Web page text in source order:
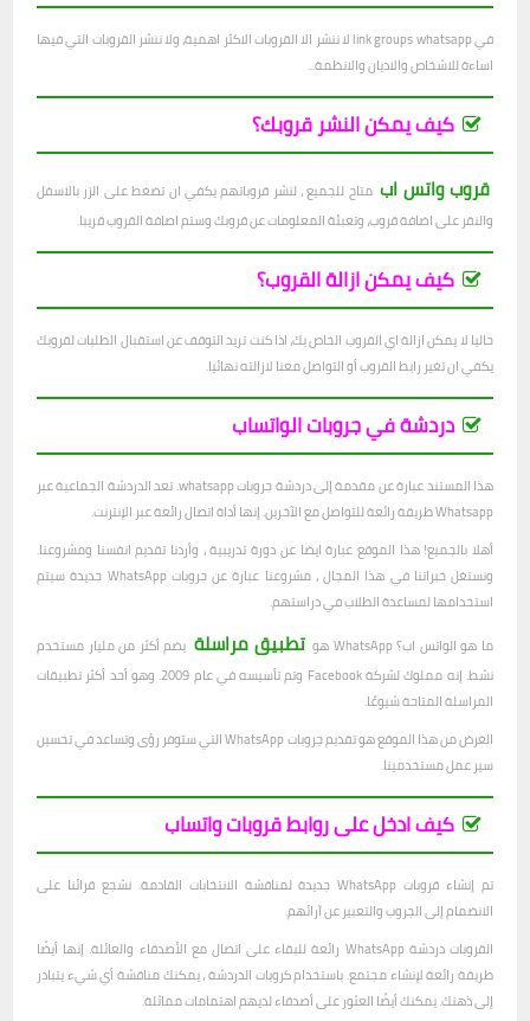
في link groups whatsapp لا ننشر الا القروبات الاكثر اهمية، ولا ننشر القروبات التي فيها
اساءة للاشخاص والاديان والانظمة...
كيف يمكن النشر قروبك؟
قروب واتس اب متاح للجميع ، لنشر قروباتهم يكفي ان تضغط على الزر بالاسفل
والنقر على اضافة قروب، وتعبئة المعلومات عن قروبك وستم اصافة القروب قريبا.
كيف يمكن ازالة القروب؟
حاليا لا يمكن ازالة اي القروب الخاص بك، اذا كنت تريد التوقف عن استقبال الطلبات لقروبك
يكفي ان تغير رابط القروب أو التواصل معنا لازالته نهائيا.
دردشة في جروبات الواتساب
هذا المستند عبارة عن مقدمة إلى دردشة جروبات whatsapp. تعد الدردشة الجماعية عبر
Whatsapp طريقة رائعة للتواصل مع الآخرين. إنها أداة اتصال رائعة عبر الإنترنت.
أهلا بالجميع! هذا الموقع عبارة ايضا عن دورة تدريبية ، وأردنا تقديم انفسنا ومشروعنا.
ونستغل خبراتنا في هذا المجال ، مشروعنا عبارة عن جروبات WhatsApp جديدة سيتم
استخدامها لمساعدة الطلاب في دراستهم.
ما هو الواتس اب؟ WhatsApp هو
تطبيق مراسلة يضم أكثر من مليار مستخدم
نشط. إنه مملوك لشركة Facebook وتم تأسيسه في عام 2009. وهو أحد أكثر تطبيقات
المراسلة المتاحة شيوعًا.
الغرض من هذا الموقع هو تقديم جروبات WhatsApp التي ستوفر رؤى وتساعد في تحسين
سير عمل مستخدمينا.
كيف ادخل على روابط قروبات واتساب
تم إنشاء قروبات WhatsApp جديدة لمناقشة الانتخابات القادمة. نشجع قرائنا على
الانضمام إلى الجروب والتعبير عن آرائهم.
القروبات دردشة WhatsApp رائعة للبقاء على اتصال مع الأصدقاء والعائلة. إنها أيضًا
طريقة رائعة لإنشاء مجتمع. باستخدام كروبات الدردشة ، يمكنك مناقشة أي شيء يتبادر
إلى ذهنك. يمكنك أيضًا العثور على أصدقاء لديهم اهتمامات مماثلة.